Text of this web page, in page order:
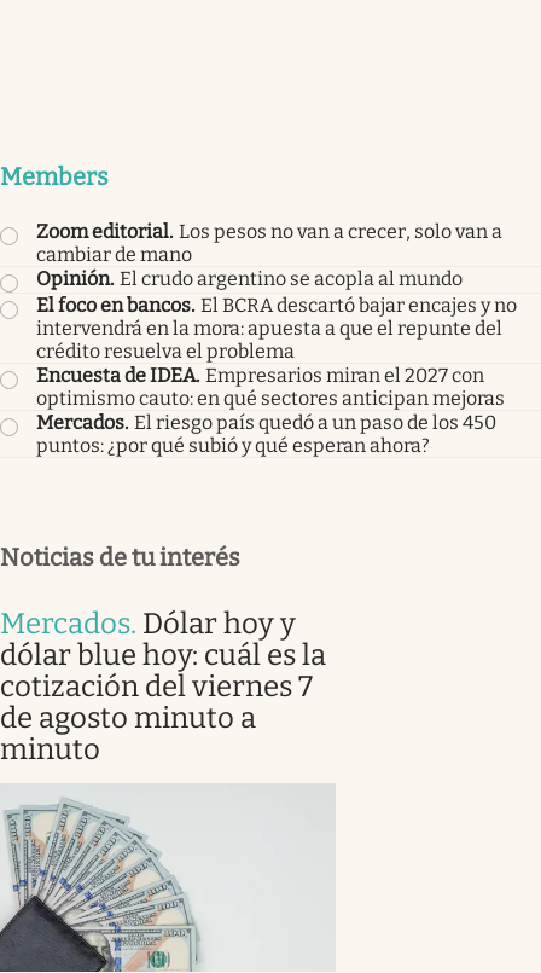
Members
Zoom editorial. Los pesos no van a crecer, solo van a
cambiar de mano
Opinión. El crudo argentino se acopla al mundo
El foco en bancos. El BCRA descartó bajar encajes y no
intervendrá en la mora: apuesta a que el repunte del
crédito resuelva el problema
Encuesta de IDEA. Empresarios miran el 2027 con
optimismo cauto: en qué sectores anticipan mejoras
Mercados. El riesgo país quedó a un paso de los 450
puntos: ¿por qué subió y qué esperan ahora?
Noticias de tu interés
Mercados. Dólar hoy y
dólar blue hoy: cuál es la
cotización del viernes 7
de agosto minuto a
minuto